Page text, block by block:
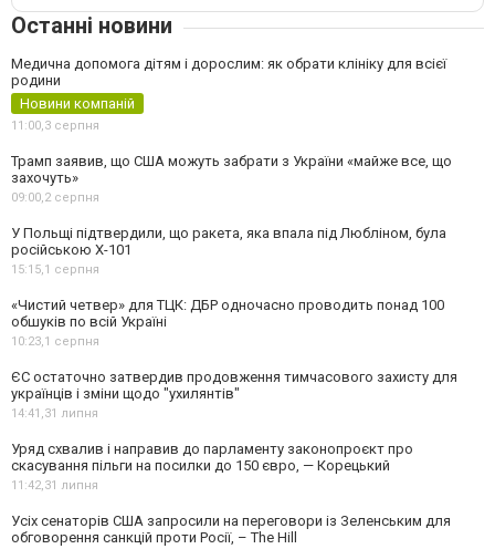
Останні новини
Медична допомога дітям і дорослим: як обрати клініку для всієї
родини
Новини компаній
11:00,3 серпня
Трамп заявив, що США можуть забрати з України «майже все, що
захочуть»
09:00,2 серпня
У Польщі підтвердили, що ракета, яка впала під Любліном, була
російською Х-101
15:15,1 серпня
«Чистий четвер» для ТЦК: ДБР одночасно проводить понад 100
обшуків по всій Україні
10:23,1 серпня
ЄС остаточно затвердив продовження тимчасового захисту для
українців і зміни щодо "ухилянтів"
14:41,31 липня
Уряд схвалив і направив до парламенту законопроєкт про
скасування пільги на посилки до 150 євро, — Корецький
11:42,31 липня
Усіх сенаторів США запросили на переговори із Зеленським для
обговорення санкцій проти Росії, – The Hill